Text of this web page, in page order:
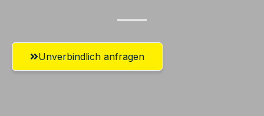
Unverbindlich anfragen